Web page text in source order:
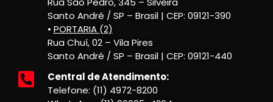
Santo André / SP – Brasil | CEP: 09121-390
• PORTARIA (2)
Rua Chuí, 02 – Vila Pires
Santo André / SP – Brasil | CEP: 09121-440
Central de Atendimento:
Telefone: (11) 4972-8200